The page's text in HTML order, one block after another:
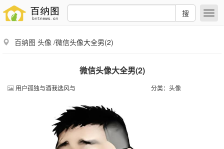
搜
百纳图 头像 /微信头像大全男(2)
微信头像大全男(2)
用户孤独与酒我选风与 分类： 头像